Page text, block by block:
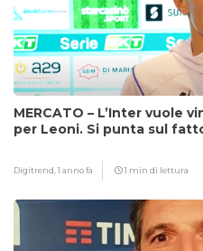
MERCATO – L’Inter vuole
per Leoni. Si punta sul
Digitrend,1 anno fa 1 min di lettura